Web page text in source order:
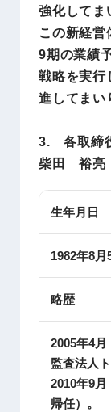
強化してま
この新経
9期の業績
戦略を実行
進してまい
3. 各取締
柴田 裕亮
生年月日
1982年8月
略歴
2005年4
監査法人
2010年9
帰任）。